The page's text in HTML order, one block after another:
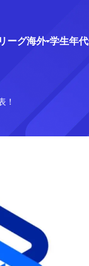
ーグ海外 学生年代
！